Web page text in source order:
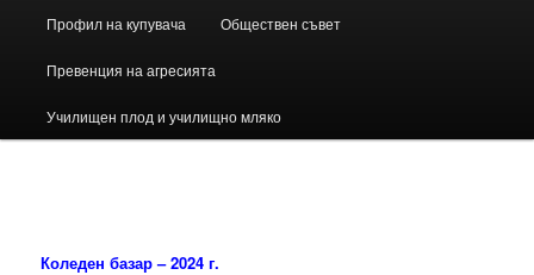
съдържание
Профил на купувача Обществен съвет
Превенция на агресията
Училищен плод и училищно мляко
Коледен базар – 2024 г.